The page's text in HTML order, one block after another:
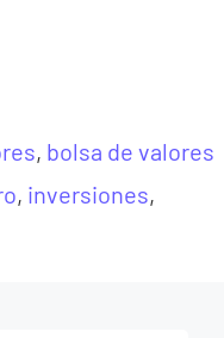
, bolsa de valores
, inversiones,